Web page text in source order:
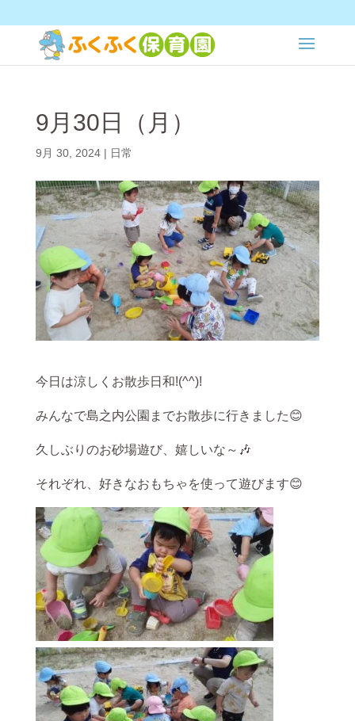
9月30日（月）
9月 30, 2024| 日常
今日は涼しくお散歩日和!(^^)!
みんなで島之内公園までお散歩に行きました😊
久しぶりのお砂場遊び、嬉しいな～🎶
それぞれ、好きなおもちゃを使って遊びます😊